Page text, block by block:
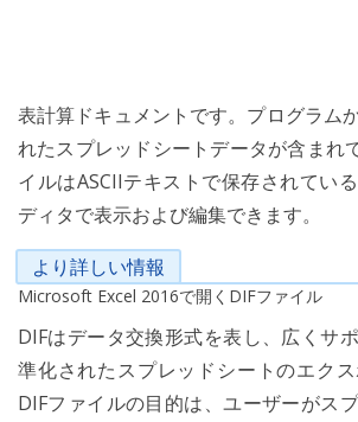
表計算ドキュメントです。プログラム
れたスプレッドシートデータが含まれ
イルはASCIIテキストで保存されてい
ディタで表示および編集できます。
より詳しい情報
Microsoft Excel 2016で開くDIFファイル
DIFはデータ交換形式を表し、広くサ
準化されたスプレッドシートのエクス
DIFファイルの目的は、ユーザーがス